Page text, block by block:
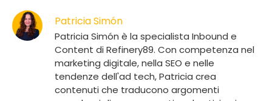
Patricia Simón
Patricia Simón è la specialista Inbound e
Content di Refinery89. Con competenza nel
marketing digitale, nella SEO e nelle
tendenze dell'ad tech, Patricia crea
contenuti che traducono argomenti